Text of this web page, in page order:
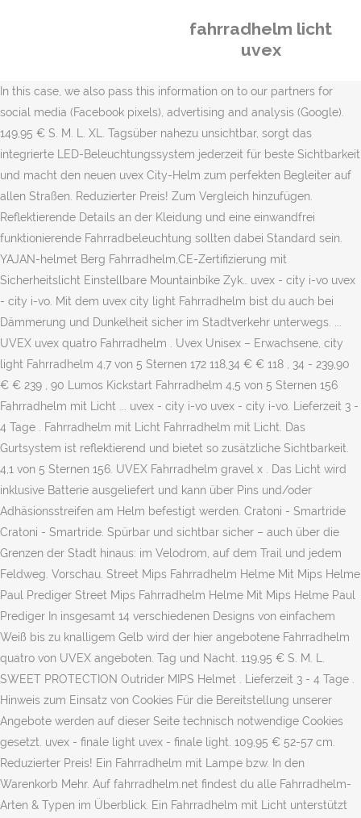
fahrradhelm licht
uvex
In this case, we also pass this information on to our partners for
social media (Facebook pixels), advertising and analysis (Google).
149,95 € S. M. L. XL. Tagsüber nahezu unsichtbar, sorgt das
integrierte LED-Beleuchtungssystem jederzeit für beste Sichtbarkeit
und macht den neuen uvex City-Helm zum perfekten Begleiter auf
allen Straßen. Reduzierter Preis! Zum Vergleich hinzufügen.
Reflektierende Details an der Kleidung und eine einwandfrei
funktionierende Fahrradbeleuchtung sollten dabei Standard sein.
YAJAN-helmet Berg Fahrradhelm,CE-Zertifizierung mit
Sicherheitslicht Einstellbare Mountainbike Zyk… uvex - city i-vo uvex
- city i-vo. Mit dem uvex city light Fahrradhelm bist du auch bei
Dämmerung und Dunkelheit sicher im Stadtverkehr unterwegs. ...
UVEX uvex quatro Fahrradhelm . Uvex Unisex – Erwachsene, city
light Fahrradhelm 4,7 von 5 Sternen 172 118,34 € € 118 , 34 - 239,90
€ € 239 , 90 Lumos Kickstart Fahrradhelm 4,5 von 5 Sternen 156
Fahrradhelm mit Licht ... uvex - city i-vo uvex - city i-vo. Lieferzeit 3 -
4 Tage . Fahrradhelm mit Licht Fahrradhelm mit Licht. Das
Gurtsystem ist reflektierend und bietet so zusätzliche Sichtbarkeit.
4,1 von 5 Sternen 156. UVEX Fahrradhelm gravel x . Das Licht wird
inklusive Batterie ausgeliefert und kann über Pins und/oder
Adhäsionsstreifen am Helm befestigt werden. Cratoni - Smartride
Cratoni - Smartride. Spürbar und sichtbar sicher – auch über die
Grenzen der Stadt hinaus: im Velodrom, auf dem Trail und jedem
Feldweg. Vorschau. Street Mips Fahrradhelm Helme Mit Mips Helme
Paul Prediger Street Mips Fahrradhelm Helme Mit Mips Helme Paul
Prediger In insgesamt 14 verschiedenen Designs von einfachem
Weiß bis zu knalligem Gelb wird der hier angebotene Fahrradhelm
quatro von UVEX angeboten. Tag und Nacht. 119,95 € S. M. L.
SWEET PROTECTION Outrider MIPS Helmet . Lieferzeit 3 - 4 Tage .
Hinweis zum Einsatz von Cookies Für die Bereitstellung unserer
Angebote werden auf dieser Seite technisch notwendige Cookies
gesetzt. uvex - finale light uvex - finale light. 109,95 € 52-57 cm.
Reduzierter Preis! Ein Fahrradhelm mit Lampe bzw. In den
Warenkorb Mehr. Auf fahrradhelm.net findest du alle Fahrradhelm-
Arten & Typen im Überblick. Ein Fahrradhelm mit Licht unterstützt